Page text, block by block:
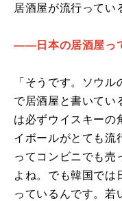
居酒屋が流行ってい
――日本の居酒屋っ
「そうです。ソウ
で居酒屋と書いてい
は必ずウイスキーの
イボールがとても流
ってコンビニでも売
よね。でも韓国では
っているんです。若